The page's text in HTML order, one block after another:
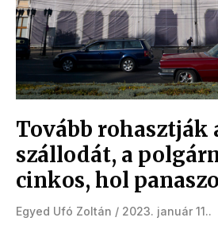
Tovább rohasztják
szállodát, a
cinkos, hol
Egyed Ufó Zoltán 2023. január 11.